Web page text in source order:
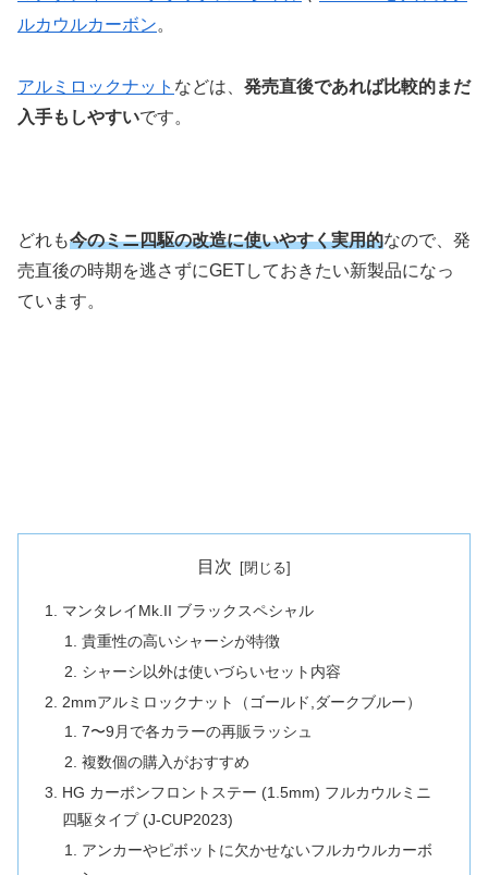
ルカウルカーボン。
アルミロックナット などは、 発売直後であれば比較的まだ
入手もしやすいです。
どれも今のミニ四駆の改造に使いやすく実用的なので、発
売直後の時期を逃さずにGETしておきたい新製品になっ
ています。
目次
マンタレイMk.II ブラックスペシャル
貴重性の高いシャーシが特徴
シャーシ以外は使いづらいセット内容
2mmアルミロックナット（ゴールド,ダークブルー）
7〜9月で各カラーの再販ラッシュ
複数個の購入がおすすめ
HG カーボンフロントステー (1.5mm) フルカウルミニ
四駆タイプ (J-CUP2023)
アンカーやピボットに欠かせないフルカウルカーボ